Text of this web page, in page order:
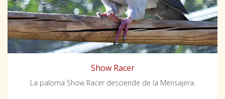
Show Racer
La paloma Show Racer desciende de la Mensajera.